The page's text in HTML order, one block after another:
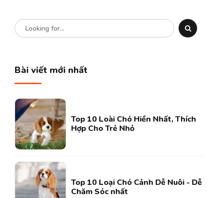
Bài viết mới nhất
Top 10 Loài Chó Hiền Nhất, Thích
Hợp Cho Trẻ Nhỏ
Top 10 Loại Chó Cảnh Dễ Nuôi - Dễ
Chăm Sóc nhất